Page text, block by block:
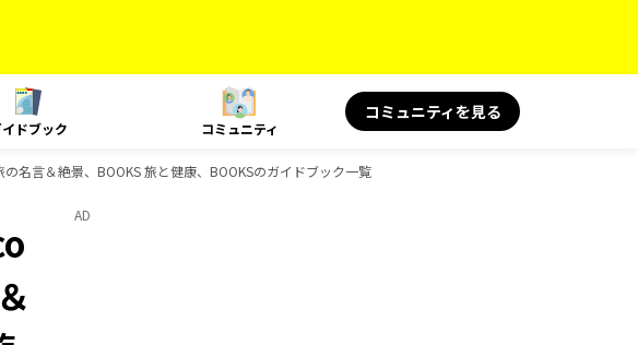
ドブック コミュニティ
コミュニティを見る
名言＆絶景、BOOKS 旅と健康、BOOKSのガイドブック一覧
AD